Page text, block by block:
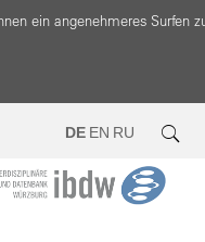
ein angenehmeres Surfen
DE EN RU